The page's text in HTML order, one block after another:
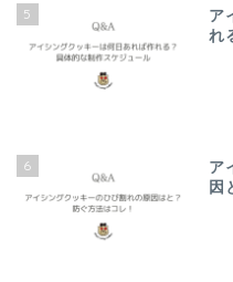
5
ア
れ
6
ア
因